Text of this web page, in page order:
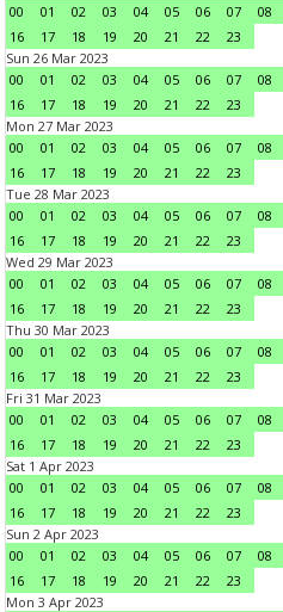
00
01 02 03 04 05 06 07 08
16
17 18 19 20 21 22
23
Sun 26 Mar 2023
00
01 02 03 04 05 06 07 08
16
17 18 19 20 21 22
23
Mon 27 Mar 2023
00
01 02 03 04 05 06 07 08
16
17 18 19 20 21 22
23
Tue 28 Mar 2023
00
01 02 03 04 05 06 07 08
16
17 18 19 20 21 22
23
Wed 29 Mar 2023
00
01 02 03 04 05 06 07 08
16
17 18 19 20 21 22
23
Thu 30 Mar 2023
00
01 02 03 04 05 06 07 08
16
17 18 19 20 21 22
23
Fri 31 Mar 2023
00
01 02 03 04 05 06 07 08
16
17 18 19 20 21 22
23
Sat 1 Apr 2023
00
01 02 03 04 05 06 07 08
16
17 18 19 20 21 22
23
Sun 2 Apr 2023
00
01 02 03 04 05 06 07 08
16
17 18 19 20 21 22
23
Mon 3 Apr 2023